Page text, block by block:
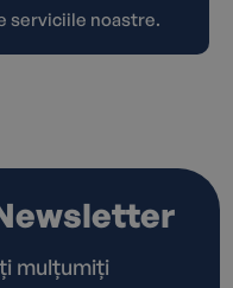
serviciile noastre.
mulțumiți